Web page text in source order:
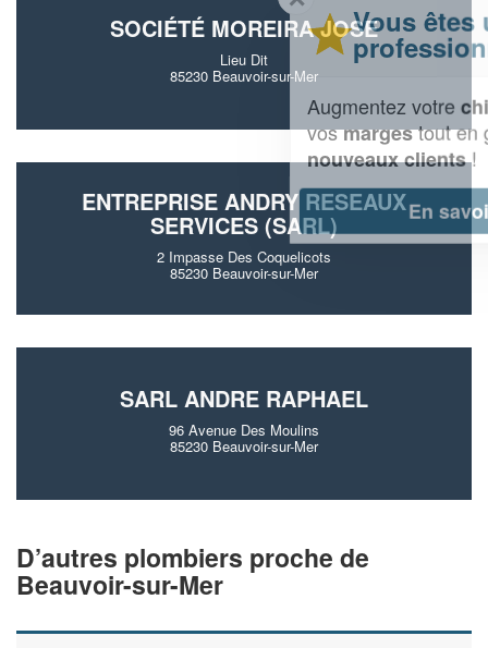
SOCIÉTÉ MOREIRA JOSE
Lieu Dit
85230 Beauvoir-sur-Mer
ENTREPRISE ANDRY RESEAUX
SERVICES (SARL)
2 Impasse Des Coquelicots
85230 Beauvoir-sur-Mer
SARL ANDRE RAPHAEL
96 Avenue Des Moulins
85230 Beauvoir-sur-Mer
D’autres plombiers proche de
Beauvoir-sur-Mer
Vous êtes un
professionnel ?
chiffre d'affaireset
vosmargestout en gagnant de
nouveaux clients!
En savoir plus